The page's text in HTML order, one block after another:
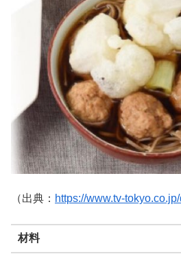
（出典： https://www.tv-
材料